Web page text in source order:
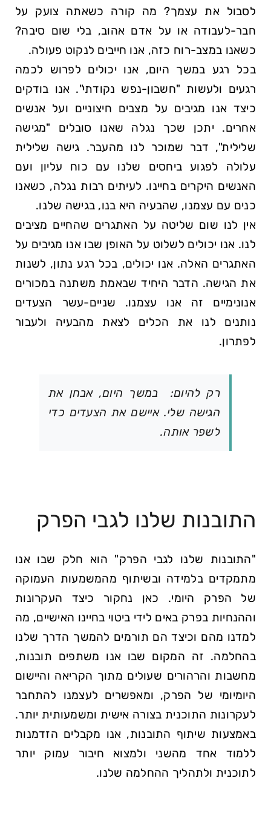
לסבול את עצמך? מה קורה כשאתה צועק על
חבר-לעבודה או על אדם אהוב, בלי שום סיבה?
כשאנו במצב-רוח כזה, אנו חייבים לנקוט פעולה.
בכל רגע במשך היום, אנו יכולים לפרוש לכמה
רגעים ולעשות
חשבון-נפש נקודתי . אנו בודקים
כיצד אנו מגיבים על מצבים חיצוניים ועל אנשים
אחרים. יתכן שכך נגלה שאנו סובלים
מגישה
שלילית , דבר שמוכר לנו מהעבר. גישה שלילית
עלולה לפגוע ביחסים שלנו עם כוח עליון ועם
האנשים היקרים בחיינו. לעיתים רבות נגלה, כשאנו
כנים עם עצמנו, שהבעיה היא בנו, בגישה שלנו.
אין לנו שום שליטה על האתגרים שהחיים מציבים
לנו. אנו יכולים לשלוט על האופן שבו אנו מגיבים על
האתגרים האלה. אנו יכולים, בכל רגע נתון, לשנות
את הגישה. הדבר היחיד שבאמת משתנה במכורים
אנונימיים זה אנו עצמנו. שניים-עשר הצעדים
נותנים לנו את הכלים לצאת מהבעיה ולעבור
לפתרון.
רק להיום: במשך היום, אבחן את
הגישה שלי. איישם את הצעדים כדי
לשפר אותה.
התובנות שלנו לגבי הפרק
"התובנות שלנו לגבי הפרק" הוא חלק שבו אנו
מתמקדים בלמידה ובשיתוף מהמשמעות העמוקה
של הפרק היומי. כאן נחקור כיצד העקרונות
וההנחיות בפרק באים לידי ביטוי בחיינו האישיים, מה
למדנו מהם וכיצד הם תורמים להמשך הדרך שלנו
בהחלמה. זה המקום שבו אנו משתפים תובנות,
מחשבות והרהורים שעולים מתוך הקריאה והיישום
היומיומי של הפרק, ומאפשרים לעצמנו להתחבר
לעקרונות התוכנית בצורה אישית ומשמעותית יותר.
באמצעות שיתוף התובנות, אנו מקבלים הזדמנות
ללמוד אחד מהשני ולמצוא חיבור עמוק יותר
לתוכנית ולתהליך ההחלמה שלנו.